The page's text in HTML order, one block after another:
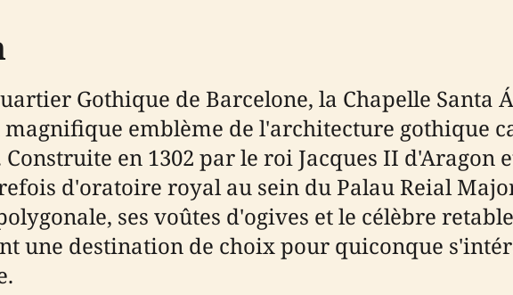
Gothique de Barcelone, la Chapelle Santa
magnifique emblème de l'architecture gothique
en 1302 par le roi Jacques II d'Aragon
d'oratoire royal au sein du Palau Reial
ses voûtes d'ogives et le célèbre
une destination de choix pour quiconque